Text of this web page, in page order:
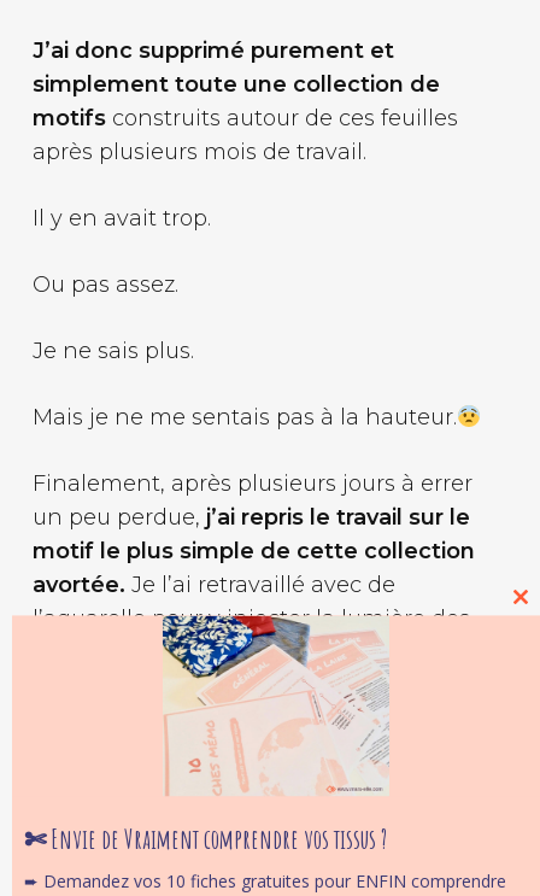
J’ai donc supprimé purement et
simplement toute une collection de
motifsconstruits autour de ces feuilles
après plusieurs mois de travail.
Il y en avait trop.
Ou pas assez.
Je ne sais plus.
Mais je ne me sentais pas à la hauteur.
Finalement, après plusieurs jours à errer
un peu perdue, j’ai repris le travail sur le
motif le plus simple de cette collection
avortée. Je l’ai retravaillé avec de
l’aquarelle pour y injecter la lumière des
feuilles d’automne.
Ce travail était très instinctif. Et j’ai su que
le seul nouveau motif de
Je me suis réconciliée avec la création de
motif.J’ai pu passer au-dessus de mon
✄ Envie de Vraiment comprendre vos tissus ?
➨ Demandez vos 10 fiches gratuites pour ENFIN comprendre